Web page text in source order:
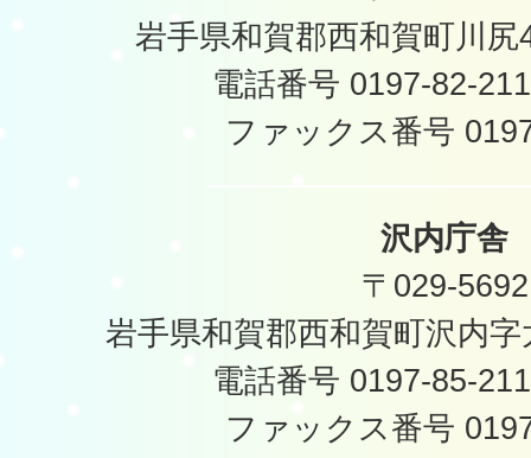
岩手県和賀郡西和賀町川
電話番号 0197-82-
ファックス番号
沢内庁舎
〒029-5692
岩手県和賀郡西和賀町沢内
電話番号 0197-85-
ファックス番号